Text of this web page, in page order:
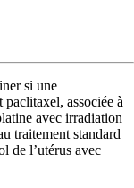
si une
associée à
avec irradiation
traitement standard
de l’utérus avec